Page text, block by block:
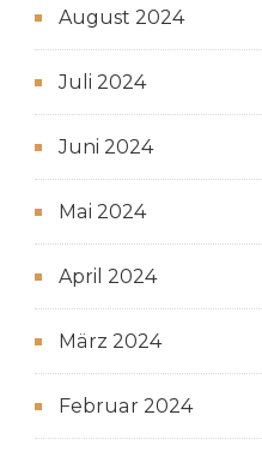
August 2024
Juli 2024
Juni 2024
Mai 2024
April 2024
März 2024
Februar 2024